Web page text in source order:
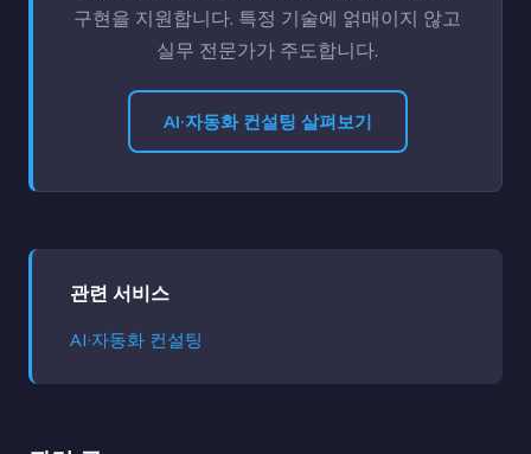
구현을 지원합니다. 특정 기술에 얽매이지 않고
실무 전문가가 주도합니다.
AI·자동화 컨설팅 살펴보기
관련 서비스
AI·자동화 컨설팅